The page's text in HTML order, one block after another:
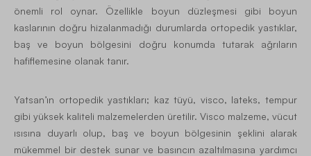
önemli rol oynar. Özellikle boyun düzleşmesi gibi boyun
kaslarının doğru hizalanmadığı durumlarda ortopedik yastıklar,
baş ve boyun bölgesini doğru konumda tutarak ağrıların
hafiflemesine olanak tanır.
Yatsan’ın ortopedik yastıkları; kaz tüyü, visco, lateks, tempur
gibi yüksek kaliteli malzemelerden üretilir. Visco malzeme, vücut
ısısına duyarlı olup, baş ve boyun bölgesinin şeklini alarak
mükemmel bir destek sunar ve basıncın azaltılmasına yardımcı